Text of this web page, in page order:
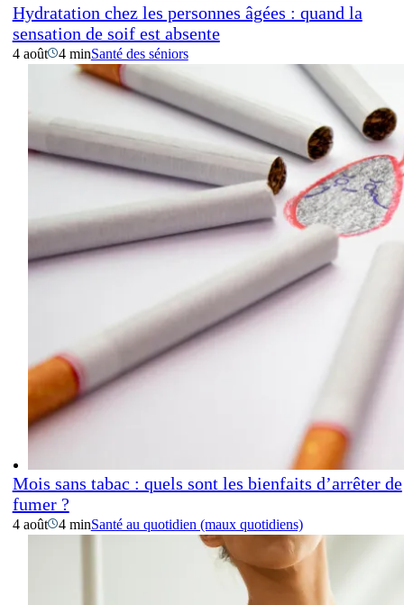
Hydratation chez les personnes âgées : quand la
sensation de soif est absente
4 août 4 minSanté des séniors
Mois sans tabac : quels sont les bienfaits d’arrêter de
fumer ?
4 août 4 minSanté au quotidien (maux quotidiens)